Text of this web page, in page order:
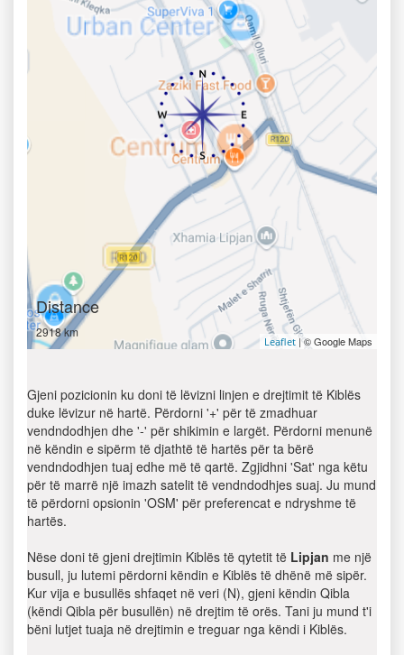
Distance
2918 km
Leaflet | © Google Maps
Gjeni pozicionin ku doni të lëvizni linjen e drejtimit të Kiblës
duke lëvizur në hartë. Përdorni '+' për të zmadhuar
vendndodhjen dhe '-' për shikimin e largët. Përdorni menunë
në këndin e sipërm të djathtë të hartës për ta bërë
vendndodhjen tuaj edhe më të qartë. Zgjidhni 'Sat' nga këtu
për të marrë një imazh satelit të vendndodhjes suaj. Ju mund
të përdorni opsionin 'OSM' për preferencat e ndryshme të
hartës.
Nëse doni të gjeni drejtimin Kiblës të qytetit të Lipjan me një
busull, ju lutemi përdorni këndin e Kiblës të dhënë më sipër.
Kur vija e busullës shfaqet në veri (N), gjeni këndin Qibla
(këndi Qibla për busullën) në drejtim të orës. Tani ju mund t'i
bëni lutjet tuaja në drejtimin e treguar nga këndi i Kiblës.